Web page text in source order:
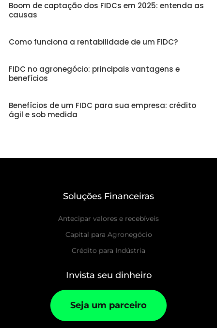
Boom de captação dos FIDCs em 2025: entenda as
causas
Como funciona a rentabilidade de um FIDC?
FIDC no agronegócio: principais vantagens e
benefícios
Benefícios de um FIDC para sua empresa: crédito
ágil e sob medida
Soluções Financeiras
Antecipar valores e recebíveis
Capital para Agronegócio
Crédito para Indústria
Invista seu dinheiro
Seja um parceiro